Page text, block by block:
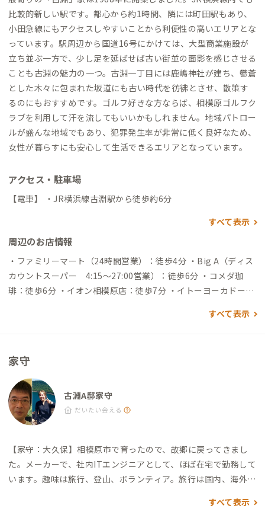
比較的新しい駅です。都心から約1時間、隣には町田駅もあり、
小田急線にもアクセスしやすいことから利便性の高いエリアとな
っています。駅周辺から国道16号にかけては、大型商業施設が
立ち並ぶ一方で、少し足を延ばせば古い街並の面影を感じさせる
ことも古淵の魅力の一つ。古淵一丁目には鹿嶋神社が建ち、鬱蒼
とした木々に包まれた坂道にも古い時代を彷彿とさせ、散策す
るのにもおすすめです。ゴルフ好きな方ならば、相模原ゴルフク
ラブを利用して汗を流してもいいかもしれません。地域パトロー
ルが盛んな地域でもあり、犯罪発生率が非常に低く良好なため、
女性が暮らすにも安心して生活できるエリアとなっています。
アクセス・駐車場
【電車】 ・JR横浜線古淵駅から徒歩約6分
すべて表示
周辺のお店情報
・ファミリーマート（24時間営業）：徒歩4分 ・Big A（ディス
カウントスーパー 4:15〜27:00営業）：徒歩6分 ・コメダ珈
琲：徒歩6分 ・イオン相模原店：徒歩7分 ・イトーヨーカドー古
・鹿嶋神社：徒歩8分 ・相模原ゴルフクラブ：徒歩30分 ・薬師
分
すべて表示
家守
古淵A邸家守
だいたい会える
【家守：大久保】 相模原市で育ったので、故郷に戻ってきまし
た。 メーカーで、社内ITエンジニアとして、ほぼ在宅で勤務して
います。 趣味は旅行、登山、ボランティア。 旅行は国内、海外と
登山は最近あまり行けていません
すべて表示